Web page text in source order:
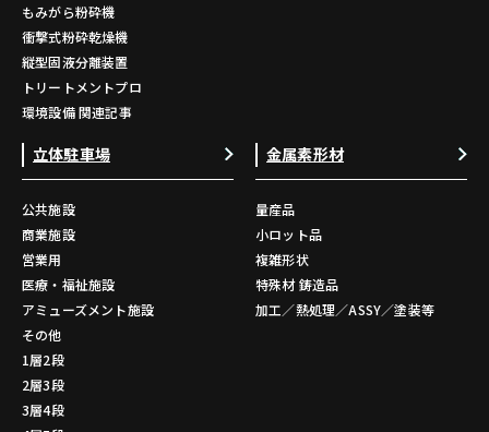
もみがら粉砕機
衝撃式粉砕乾燥機
縦型固液分離装置
トリートメントプロ
環境設備 関連記事
立体駐車場
公共施設
商業施設
営業用
医療・福祉施設
アミューズメント施設
その他
1層2段
2層3段
3層4段
金属素形材
量産品
小ロット品
複雑形状
特殊材 鋳造品
加工／熱処理／ASSY／塗装等